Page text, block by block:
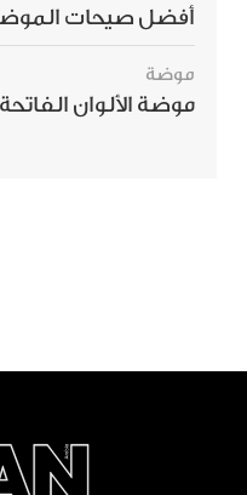
أفضل صيحات الموضة
موضة